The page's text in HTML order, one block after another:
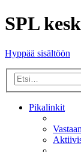
SPL
Hyppää sisältöön
Pikalinkit